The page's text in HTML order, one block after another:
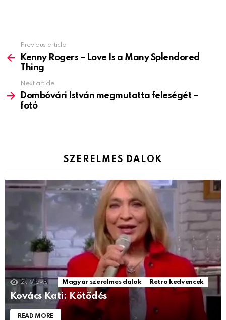
more
Previous article
Kenny Rogers – Love Is a Many Splendored
Thing
Next article
Dombóvári István megmutatta feleségét –
fotó
SZERELMES DALOK
2k Views Magyar szerelmes dalok Retro kedvencek
Kovács Kati: Kötődés
READ MORE